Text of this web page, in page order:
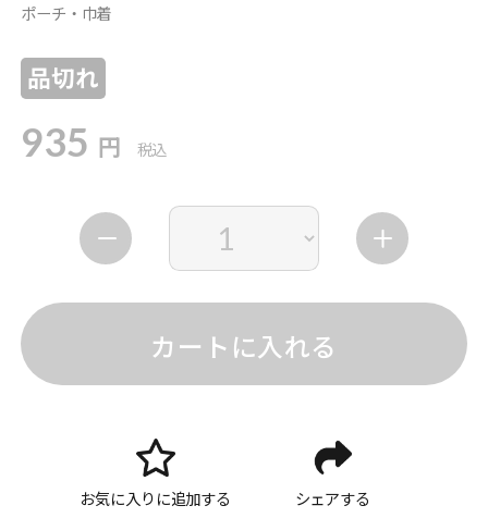
ポーチ・巾着
品切れ
935 円 税込
カートに入れる
お気に入りに追加する シェアする